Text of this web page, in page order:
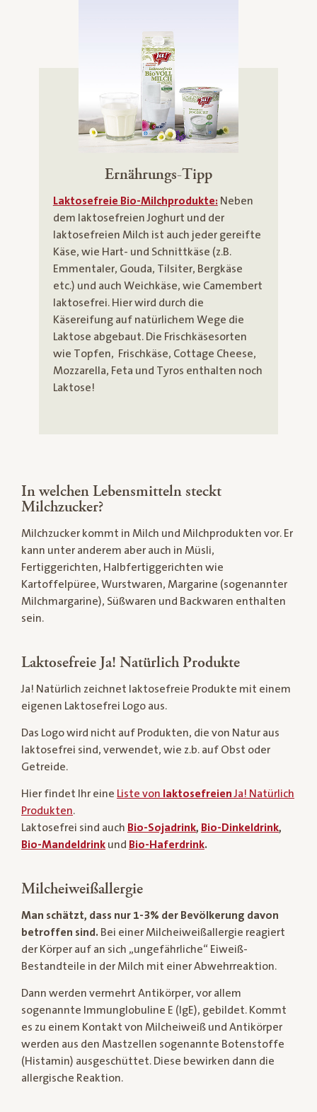
Ernährungs-Tipp
Laktosefreie Bio-Milchprodukte: Neben
dem laktosefreien Joghurt und der
laktosefreien Milch ist auch jeder gereifte
Käse, wie Hart- und Schnittkäse (z.B.
Emmentaler, Gouda, Tilsiter, Bergkäse
etc.) und auch Weichkäse, wie Camembert
laktosefrei. Hier wird durch die
Käsereifung auf natürlichem Wege die
Laktose abgebaut. Die Frischkäsesorten
wie Topfen, Frischkäse, Cottage Cheese,
Mozzarella, Feta und Tyros enthalten noch
Laktose!
In welchen Lebensmitteln steckt
Milchzucker?
Milchzucker kommt in Milch und Milchprodukten vor. Er
kann unter anderem aber auch in Müsli,
Fertiggerichten, Halbfertiggerichten wie
Kartoffelpüree, Wurstwaren, Margarine (sogenannter
Milchmargarine), Süßwaren und Backwaren enthalten
sein.
Laktosefreie Ja! Natürlich Produkte
Ja! Natürlich zeichnet laktosefreie Produkte mit einem
eigenen Laktosefrei Logo aus.
Das Logo wird nicht auf Produkten, die von Natur aus
laktosefrei sind, verwendet, wie z.b. auf Obst oder
Getreide.
Hier findet Ihr eine Liste von laktosefreienJa! Natürlich
Produkten.
Laktosefrei sind auch Bio-Sojadrink, Bio-Dinkeldrink,
Bio-Mandeldrink und Bio-Haferdrink.
Milcheiweißallergie
Man schätzt, dass nur 1-3% der Bevölkerung davon
betroffen sind. Bei einer Milcheiweißallergie reagiert
der Körper auf an sich „ungefährliche“ Eiweiß-
Bestandteile in der Milch mit einer Abwehrreaktion.
Dann werden vermehrt Antikörper, vor allem
sogenannte Immunglobuline E (IgE), gebildet. Kommt
es zu einem Kontakt von Milcheiweiß und Antikörper
werden aus den Mastzellen sogenannte Botenstoffe
(Histamin) ausgeschüttet. Diese bewirken dann die
allergische Reaktion.